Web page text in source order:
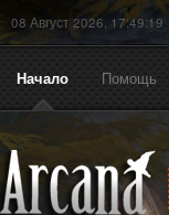
08 Август 2026, 17:49:19
Начало Помощь